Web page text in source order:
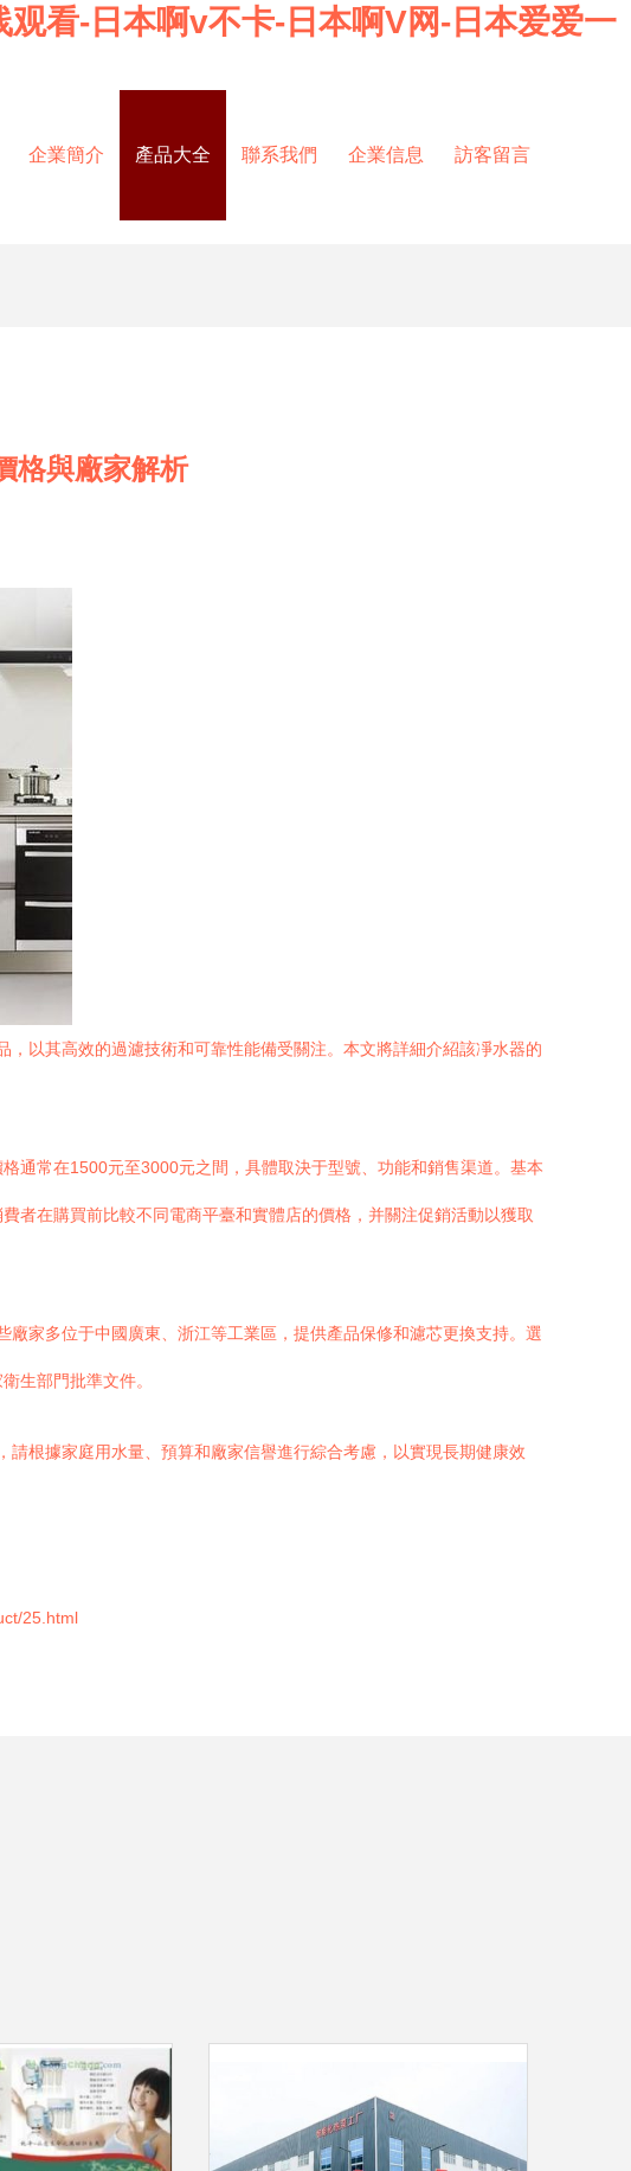
看-日本啊v不卡-日本啊V网-日本爱爱一
企業簡介 產品大全 聯系我們 企業信息 訪客留言
格與廠家解析
以其高效的過濾技術和可靠性能備受關注。本文將詳細介紹該凈水器的
通常在1500元至3000元之間，具體取決于型號、功能和銷售渠道。基本
者在購買前比較不同電商平臺和實體店的價格，并關注促銷活動以獲取
家多位于中國廣東、浙江等工業區，提供產品保修和濾芯更換支持。選
生部門批準文件。
根據家庭用水量、預算和廠家信譽進行綜合考慮，以實現長期健康效
25.html